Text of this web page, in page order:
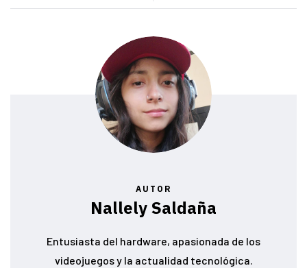
AUTOR
Nallely Saldaña
Entusiasta del hardware, apasionada de los
videojuegos y la actualidad tecnológica.